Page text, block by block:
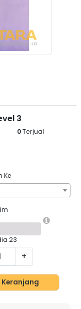
3
0Terjual
Ke
23
+
Keranjang